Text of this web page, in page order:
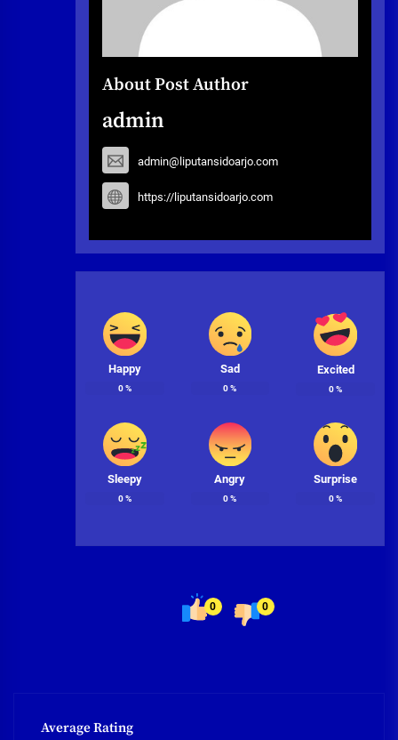
About Post Author
admin
admin@liputansidoarjo.com
https://liputansidoarjo.com
Happy
0%
Sad
0%
Excited
0%
Sleepy
0%
Angry
0%
Surprise
0%
0 0
Average Rating